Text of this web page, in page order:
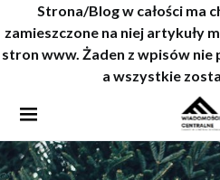
Strona/Blog w całości ma
zamieszczone na niej artykuły
stron www. Żaden z wpisów
a wszystkie